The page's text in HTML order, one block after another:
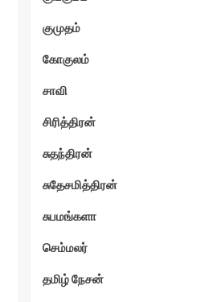
குமுதம்
கோகுலம்
சாவி
சிரித்திரன்
சுதந்திரன்
சுதேசமித்திரன்
சுபமங்களா
செம்மலர்
தமிழ் நேசன்